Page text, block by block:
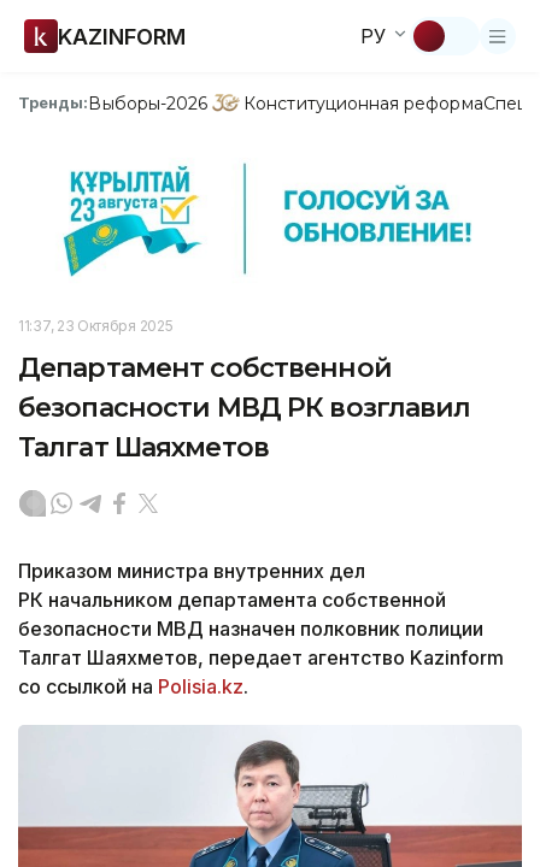
KAZINFORM РУ
Тренды:Выборы-2026 Конституционная реформа
11:37, 23 Октября 2025
Департамент собственной
безопасности МВД РК возглавил
Талгат Шаяхметов
Приказом министра внутренних дел
РК начальником департамента собственной
безопасности МВД назначен полковник полиции
Талгат Шаяхметов, передает агентство Kazinform
со ссылкой на Polisia.kz.